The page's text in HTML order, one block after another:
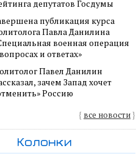
депутатов Госдумы
публикация курса
Павла Данилина
военная операция
и ответах»
Павел Данилин
зачем Запад хочет
Россию
{ все новости}
Колонки